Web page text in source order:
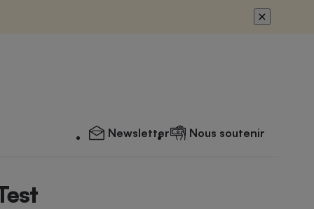
Newsletter Nous soutenir